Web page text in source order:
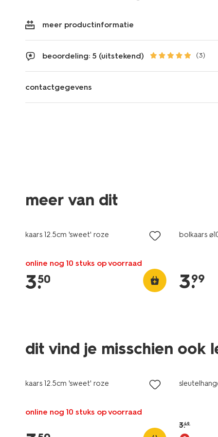
meer productinformatie
beoordeling: 5 (uitstekend) (3)
contactgegevens
meer van dit
kaars 12.5cm 'sweet' roze
online nog 10 stuks op voorraad
3.
50
bolkaars
3.
99
dit vind je misschien ook
kaars 12.5cm 'sweet' roze
online nog 10 stuks op voorraad
3.49